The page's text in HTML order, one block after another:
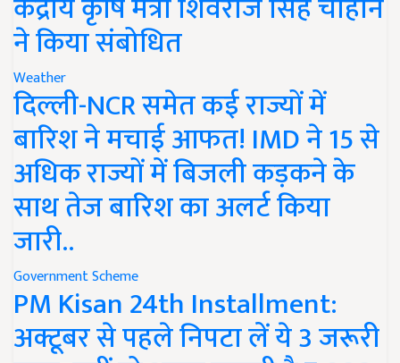
ने किया संबोधित
Weather
दिल्ली-NCR समेत कई राज्यों में
बारिश ने मचाई आफत! IMD ने 15 से
अधिक राज्यों में बिजली कड़कने के
साथ तेज बारिश का अलर्ट किया
जारी..
Government Scheme
PM Kisan 24th Installment:
अक्टूबर से पहले निपटा लें ये 3 जरूरी